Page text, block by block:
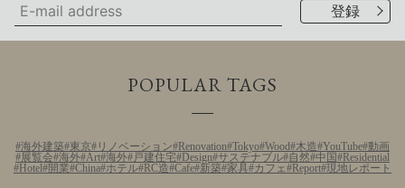
POPULAR TAGS
海外建築 東京 リノベーション Renovation Tokyo Wood 木造 YouTube 動画
展覧会 海外 Art 海外 戸建住宅 Design サステナブル 自然 中国 Residential
Hotel 開業 China ホテル RC造 Cafe 新築 家具 カフェ Report 現地レポート